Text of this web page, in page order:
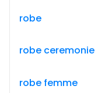
robe
robe ceremonie
robe femme